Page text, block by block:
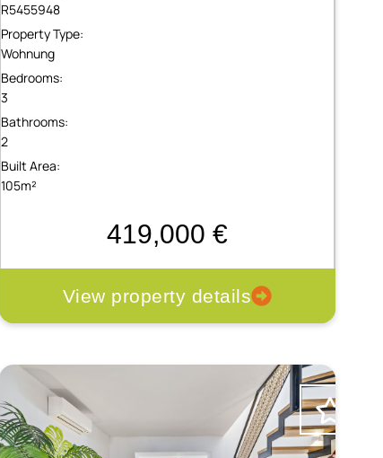
R5455948
Property Type:
Wohnung
Bedrooms:
3
Bathrooms:
2
Built Area:
105m²
419,000 €
View property details